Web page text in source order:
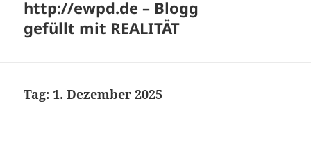
http://ewpd.de – Blogg
gefüllt mit REALITÄT
Tag: 1. Dezember 2025